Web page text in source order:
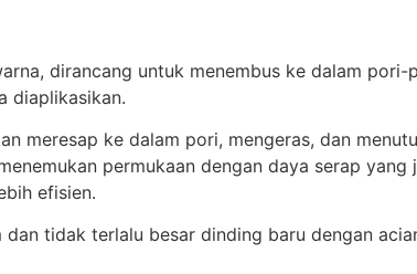
dirancang untuk menembus ke dalam
diaplikasikan.
meresap ke dalam pori, mengeras, dan
permukaan dengan daya serap yang
efisien.
tidak terlalu besar dinding baru dengan